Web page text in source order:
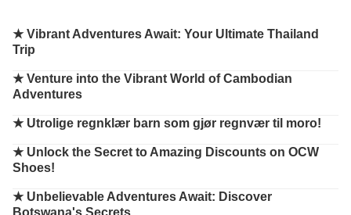
★Vibrant Adventures Await: Your Ultimate Thailand
Trip
★Venture into the Vibrant World of Cambodian
Adventures
★ Utrolige regnklær barn som gjør regnvær til moro!
★ Unlock the Secret to Amazing Discounts on OCW
Shoes!
★ Unbelievable Adventures Await: Discover